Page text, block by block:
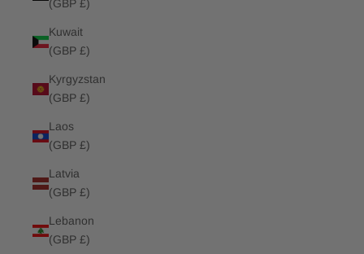
(GBP £)
Kuwait
(GBP £)
Kyrgyzstan
(GBP £)
Laos
(GBP £)
Latvia
(GBP £)
Lebanon
(GBP £)